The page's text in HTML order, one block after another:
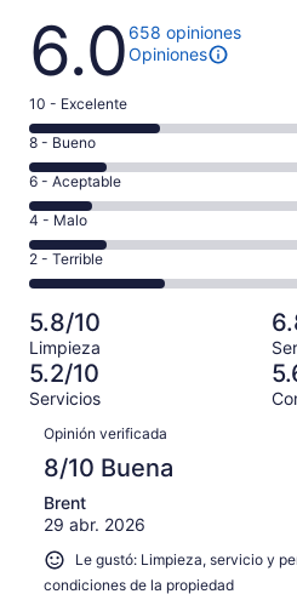
Opiniones
6.0 658 opiniones
Opiniones
Puntuación
de
10,
es
decir,
Excelente.
Basada
en
de
658
opiniones
10 - Excelente
Puntuación
de
8,
es
decir,
Bueno.
Basada
en
106
de
658
opiniones
8 - Bueno
Puntuación
de
6,
es
decir,
Basada
en
85
de
658
opiniones
6 - Aceptable
Puntuación
de
4,
es
decir,
Malo.
Basada
en
de
658
4 - Malo
Puntuación
de
2,
es
decir,
Terrible.
Basada
en
181
de
658
opiniones
2 - Terrible
5.8/10
Limpieza
5.2/10
Servicios
Opiniones
Opinión verificada
8/10 Buena
Brent
29 abr. 2026
Le gustó: Limpieza, servicio y
condiciones de la propiedad